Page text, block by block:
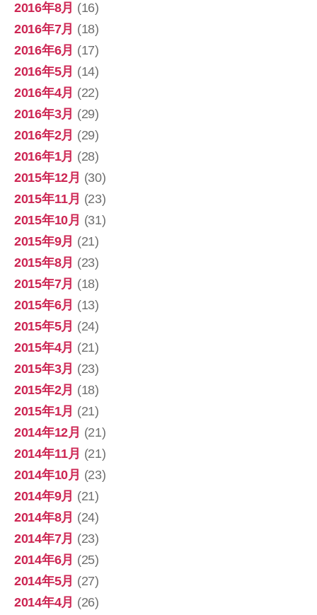
2016年8月 (16)
2016年7月 (18)
2016年6月 (17)
2016年5月 (14)
2016年4月 (22)
2016年3月 (29)
2016年2月 (29)
2016年1月 (28)
2015年12月 (30)
2015年11月 (23)
2015年10月 (31)
2015年9月 (21)
2015年8月 (23)
2015年7月 (18)
2015年6月 (13)
2015年5月 (24)
2015年4月 (21)
2015年3月 (23)
2015年2月 (18)
2015年1月 (21)
2014年12月 (21)
2014年11月 (21)
2014年10月 (23)
2014年9月 (21)
2014年8月 (24)
2014年7月 (23)
2014年6月 (25)
2014年5月 (27)
2014年4月 (26)